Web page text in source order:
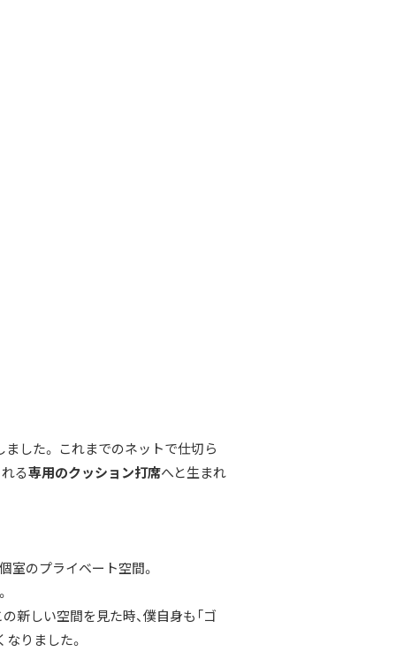
した。 これまでのネットで仕切ら
る専用のクッション打席へと生まれ
室のプライベート空間。
新しい空間を見た時、僕自身も「ゴ
りました。